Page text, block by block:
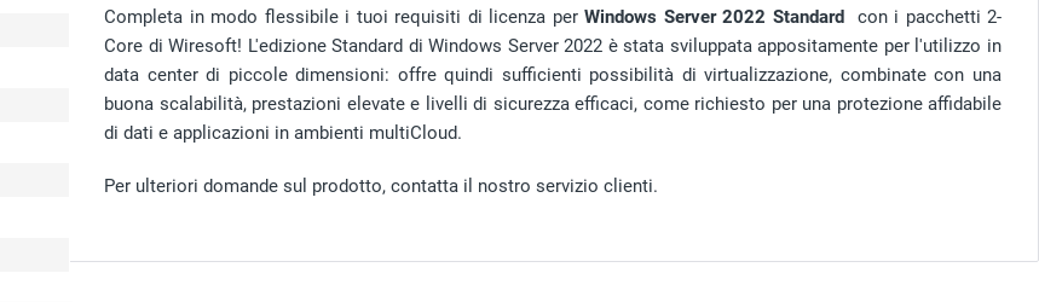
Completa in modo flessibile i tuoi requisiti di licenza per Windows Server 2022 Standardcon i pacchetti 2-
Core di Wiresoft! L'edizione Standard di Windows Server 2022 è stata sviluppata appositamente per l'utilizzo in
data center di piccole dimensioni: offre quindi sufficienti possibilità di virtualizzazione, combinate con una
buona scalabilità, prestazioni elevate e livelli di sicurezza efficaci, come richiesto per una protezione affidabile
di dati e applicazioni in ambienti multiCloud.
Per ulteriori domande sul prodotto, contatta il nostro servizio clienti.